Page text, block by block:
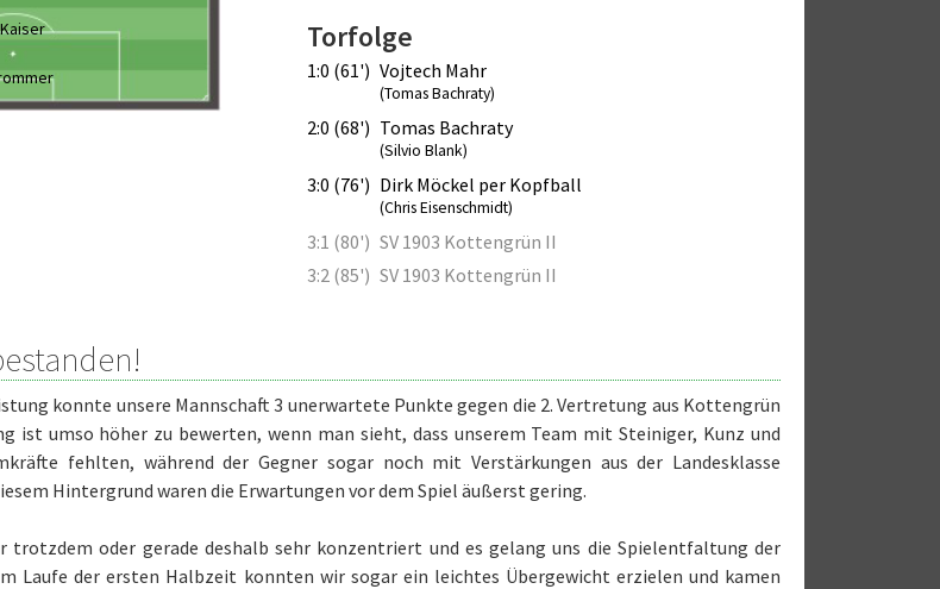
Torfolge
1:0 (61') Vojtech Mahr
(Tomas Bachraty)
2:0 (68') Tomas Bachraty
(Silvio Blank)
3:0 (76') Dirk Möckel per Kopfball
(Chris Eisenschmidt)
3:1 (80') SV 1903 Kottengrün II
3:2 (85') SV 1903 Kottengrün II
konnte unsere Mannschaft 3 unerwartete Punkte gegen die 2. Vertretung aus Kottengrün
ist umso höher zu bewerten, wenn man sieht, dass unserem Team mit Steiniger, Kunz und
fehlten, während der Gegner sogar noch mit Verstärkungen aus der Landesklasse
Hintergrund waren die Erwartungen vor dem Spiel äußerst gering.
trotzdem oder gerade deshalb sehr konzentriert und es gelang uns die Spielentfaltung der
Laufe der ersten Halbzeit konnten wir sogar ein leichtes Übergewicht erzielen und kamen